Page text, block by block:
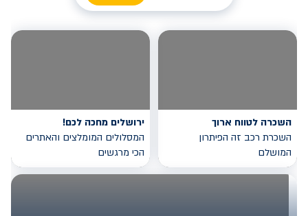
השכרה לטווח ארוך
השכרת רכב זה הפיתרון
המושלם
ירושלים מחכה לכם!
המסלולים המומלצים והאתרים
הכי מרגשים